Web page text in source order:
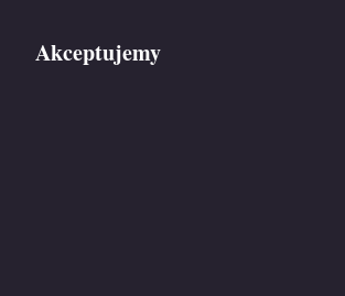
Akceptujemy